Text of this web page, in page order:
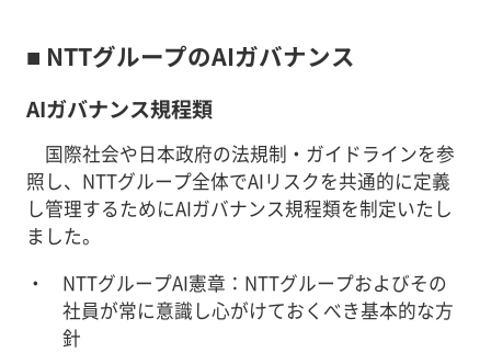
■ NTTグループのAIガバナンス
AIガバナンス規程類
国際社会や日本政府の法規制・ガイドラインを参
照し、NTTグループ全体でAIリスクを共通的に定義
し管理するためにAIガバナンス規程類を制定いたし
ました。
NTTグループAI憲章：NTTグループおよびその
社員が常に意識し心がけておくべき基本的な方
針